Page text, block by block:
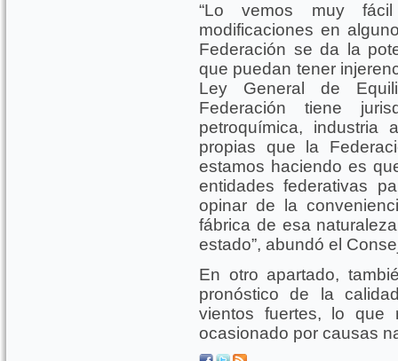
“Lo vemos muy
modificaciones en
Federación se da la
que puedan tener
Ley General de
Federación tiene
petroquímica, industria
propias que la
estamos haciendo es
entidades federativas
opinar de la
fábrica de esa
estado”, abundó el
En otro apartado,
pronóstico de la
vientos fuertes, lo que
ocasionado por causas